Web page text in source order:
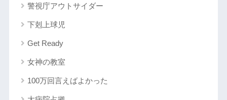
警視庁アウトサイダー
下剋上球児
Get Ready
女神の教室
100万回言えばよかった